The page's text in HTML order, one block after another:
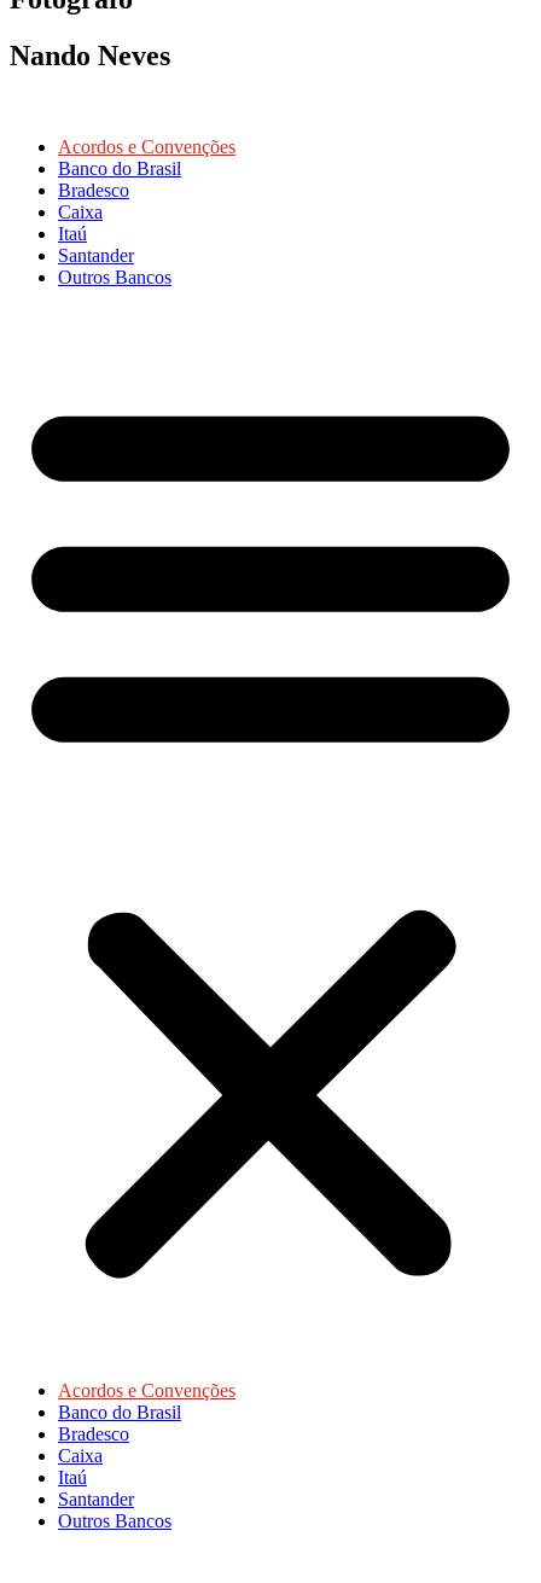
Nando Neves
Acordos e Convenções
Banco do Brasil
Bradesco
Caixa
Itaú
Santander
Outros Bancos
Acordos e Convenções
Banco do Brasil
Bradesco
Caixa
Itaú
Santander
Outros Bancos